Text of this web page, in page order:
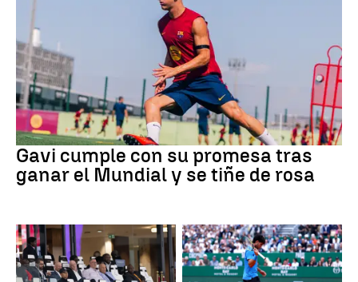
Fútbol
Gavi cumple con su promesa tras
ganar el Mundial y se tiñe de rosa